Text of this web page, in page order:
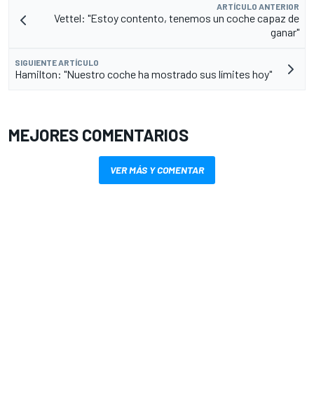
ARTÍCULO ANTERIOR
Vettel: "Estoy contento, tenemos un coche capaz de
ganar"
SIGUIENTE ARTÍCULO
Hamilton: "Nuestro coche ha mostrado sus límites hoy"
MEJORES COMENTARIOS
VER MÁS Y COMENTAR